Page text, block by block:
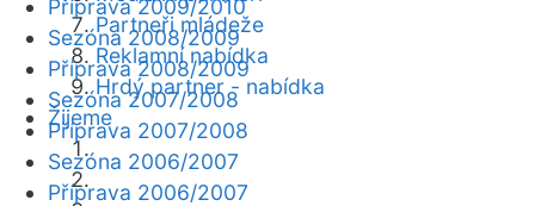
Partneři mládeže
Reklamní nabídka
Hrdý partner - nabídka
Žijeme
Příprava 2009/2010
Sezóna 2008/2009
Příprava 2008/2009
Sezóna 2007/2008
Příprava 2007/2008
Sezóna 2006/2007
Příprava 2006/2007